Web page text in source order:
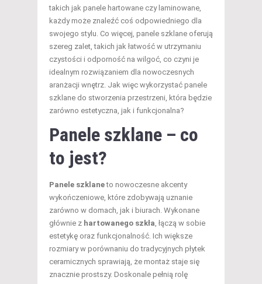
takich jak panele hartowane czy laminowane,
każdy może znaleźć coś odpowiedniego dla
swojego stylu. Co więcej, panele szklane oferują
szereg zalet, takich jak łatwość w utrzymaniu
czystości i odporność na wilgoć, co czyni je
idealnym rozwiązaniem dla nowoczesnych
aranżacji wnętrz. Jak więc wykorzystać panele
szklane do stworzenia przestrzeni, która będzie
zarówno estetyczna, jak i funkcjonalna?
Panele szklane – co
to jest?
Panele szklaneto nowoczesne akcenty
wykończeniowe, które zdobywają uznanie
zarówno w domach, jak i biurach. Wykonane
głównie z hartowanego szkła , łączą w sobie
estetykę oraz funkcjonalność. Ich większe
rozmiary w porównaniu do tradycyjnych płytek
ceramicznych sprawiają, że montaż staje się
znacznie prostszy. Doskonale pełnią rolę